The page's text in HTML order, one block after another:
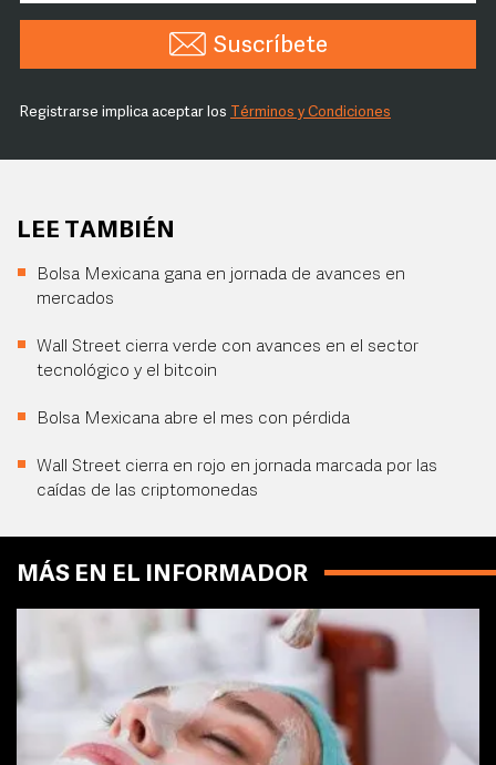
Suscríbete
Registrarse implica aceptar los Términos y Condiciones
LEE TAMBIÉN
Bolsa Mexicana gana en jornada de avances en
mercados
Wall Street cierra verde con avances en el sector
tecnológico y el bitcoin
Bolsa Mexicana abre el mes con pérdida
Wall Street cierra en rojo en jornada marcada por las
caídas de las criptomonedas
MÁS EN EL INFORMADOR